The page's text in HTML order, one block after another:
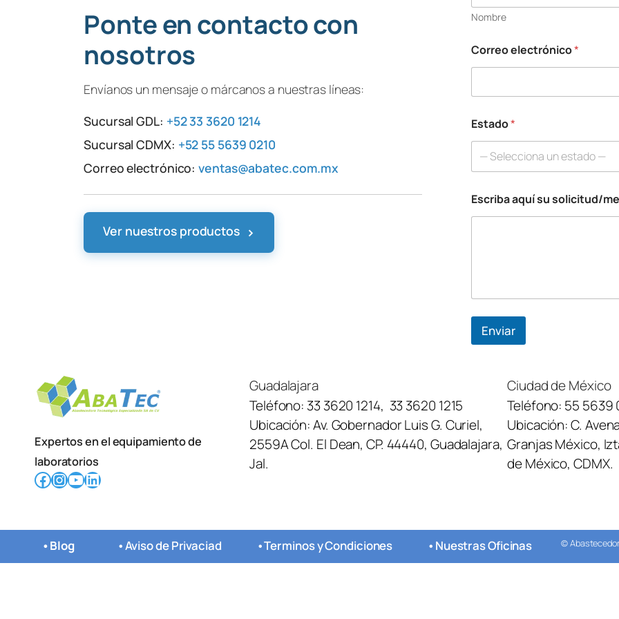
Ponte en contacto con
nosotros
Envíanos un mensaje o márcanos a nuestras líneas:
Sucursal GDL: +52 33 3620 1214
Sucursal CDMX: +52 55 5639 0210
Correo electrónico:ventas@abatec.com.mx
Ver nuestros productos ›
Nombre
Correo electrónico*
Estado*
— Selecciona un estado —
Escriba aquí su solicitud/
Enviar
Expertos en el equipamiento de
laboratorios
Facebook InstagramYouTube LinkedIn
Guadalajara
Teléfono: 33 3620 1214, 33 3620 1215
Ubicación:Av. Gobernador Luis G. Curiel,
2559A Col. El Dean, CP. 44440, Guadalajara,
Jal.
Ciudad de México
Teléfono: 55 5639
Ubicación:C.
Granjas México,
de México, CDMX.
•Blog •Aviso de Privaciad •Terminos y Condiciones • Nuestras Oficinas
©